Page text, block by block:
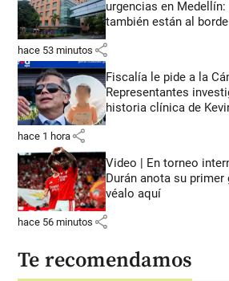
urgencias en
también están al
hace 53 minutos share
Fiscalía le pide a la
Representantes
historia clínica de
hace 1 hora share
Video | En torneo
Durán anota su
véalo aquí
hace 56 minutos share
Te recomendamos